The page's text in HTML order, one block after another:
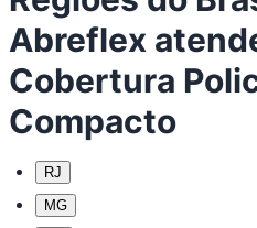
Abreflex
Cobertura
Compacto
RJ
MG